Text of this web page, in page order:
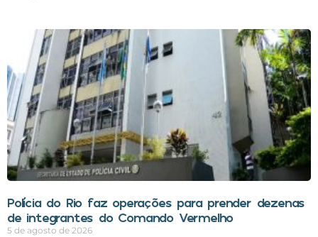
Polícia do Rio faz operações para prender dezenas
de integrantes do Comando Vermelho
5 de agosto de 2026